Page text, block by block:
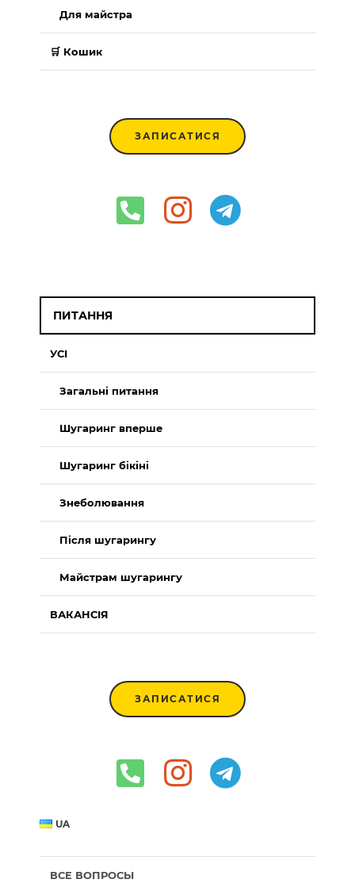
Для майстра
🛒 Кошик
ЗАПИСАТИСЯ
ПИТАННЯ
УСІ
Загальні питання
Шугаринг вперше
Шугаринг бікіні
Знеболювання
Після шугарингу
Майстрам шугарингу
ВАКАНСІЯ
ЗАПИСАТИСЯ
UA
ВСЕ ВОПРОСЫ